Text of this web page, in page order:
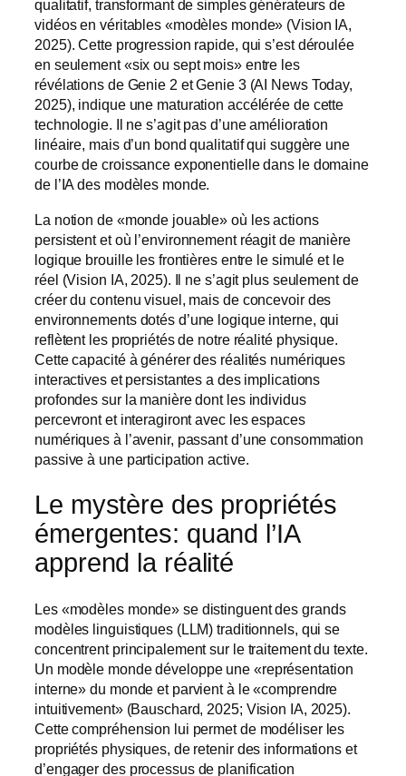
qualitatif, transformant de simples générateurs de
vidéos en véritables «modèles monde» (Vision IA,
2025). Cette progression rapide, qui s’est déroulée
en seulement «six ou sept mois» entre les
révélations de Genie 2 et Genie 3 (AI News Today,
2025), indique une maturation accélérée de cette
technologie. Il ne s’agit pas d’une amélioration
linéaire, mais d’un bond qualitatif qui suggère une
courbe de croissance exponentielle dans le domaine
de l’IA des modèles monde.
La notion de «monde jouable» où les actions
persistent et où l’environnement réagit de manière
logique brouille les frontières entre le simulé et le
réel (Vision IA, 2025). Il ne s’agit plus seulement de
créer du contenu visuel, mais de concevoir des
environnements dotés d’une logique interne, qui
reflètent les propriétés de notre réalité physique.
Cette capacité à générer des réalités numériques
interactives et persistantes a des implications
profondes sur la manière dont les individus
percevront et interagiront avec les espaces
numériques à l’avenir, passant d’une consommation
passive à une participation active.
Le mystère des propriétés
émergentes: quand l’IA
apprend la réalité
Les «modèles monde» se distinguent des grands
modèles linguistiques (LLM) traditionnels, qui se
concentrent principalement sur le traitement du texte.
Un modèle monde développe une «représentation
interne» du monde et parvient à le «comprendre
intuitivement» (Bauschard, 2025; Vision IA, 2025).
Cette compréhension lui permet de modéliser les
propriétés physiques, de retenir des informations et
d’engager des processus de planification